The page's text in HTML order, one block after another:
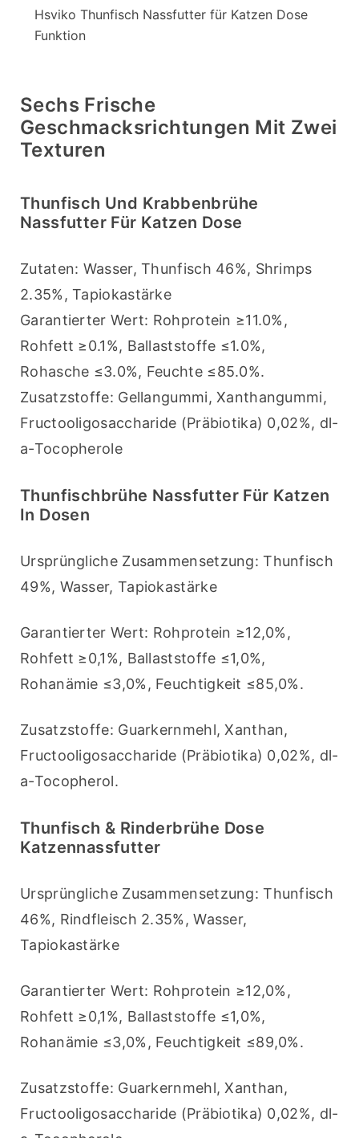
Hsviko Thunfisch Nassfutter für Katzen Dose
Funktion
Sechs Frische
Geschmacksrichtungen Mit Zwei
Texturen
Thunfisch Und Krabbenbrühe
Nassfutter Für Katzen Dose
Zutaten: Wasser, Thunfisch 46%, Shrimps
2.35%, Tapiokastärke
Garantierter Wert: Rohprotein ≥11.0%,
Rohfett ≥0.1%, Ballaststoffe ≤1.0%,
Rohasche ≤3.0%, Feuchte ≤85.0%.
Zusatzstoffe: Gellangummi, Xanthangummi,
Fructooligosaccharide (Präbiotika) 0,02%, dl-
a-Tocopherole
Thunfischbrühe Nassfutter Für Katzen
In Dosen
Ursprüngliche Zusammensetzung: Thunfisch
49%, Wasser, Tapiokastärke
Garantierter Wert: Rohprotein ≥12,0%,
Rohfett ≥0,1%, Ballaststoffe ≤1,0%,
Rohanämie ≤3,0%, Feuchtigkeit ≤85,0%.
Zusatzstoffe: Guarkernmehl, Xanthan,
Fructooligosaccharide (Präbiotika) 0,02%, dl-
a-Tocopherol.
Thunfisch & Rinderbrühe Dose
Katzennassfutter
Ursprüngliche Zusammensetzung: Thunfisch
46%, Rindfleisch 2.35%, Wasser,
Tapiokastärke
Garantierter Wert: Rohprotein ≥12,0%,
Rohfett ≥0,1%, Ballaststoffe ≤1,0%,
Rohanämie ≤3,0%, Feuchtigkeit ≤89,0%.
Zusatzstoffe: Guarkernmehl, Xanthan,
Fructooligosaccharide (Präbiotika) 0,02%, dl-